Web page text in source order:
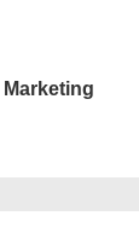
Marketing